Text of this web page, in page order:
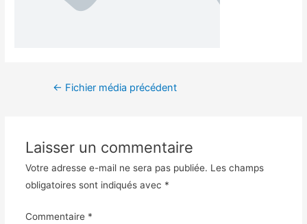
← Fichier média précédent
Laisser un commentaire
Votre adresse e-mail ne sera pas publiée. Les champs
obligatoires sont indiqués avec *
Commentaire *